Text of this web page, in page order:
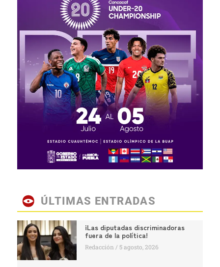
ÚLTIMAS ENTRADAS
¡Las diputadas discriminadoras
fuera de la política!
Redacción 5 agosto, 2026